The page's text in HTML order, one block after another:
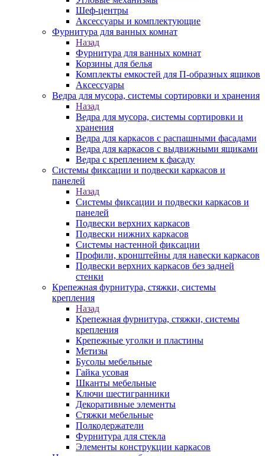
Шеф-центры
Аксессуары и комплектующие
Фурнитура для ванных комнат
Назад
Фурнитура для ванных комнат
Корзины для белья
Комплекты емкостей для П-образных ящиков
Аксессуары
Ведра для мусора, системы сортировки и хранения
Назад
Ведра для мусора, системы сортировки и
хранения
Ведра для каркасов с распашными фасадами
Ведра для каркасов с выдвижными ящиками
Ведра с креплением к фасаду
Системы фиксации и подвески каркасов и
панелей
Назад
Системы фиксации и подвески каркасов и
панелей
Подвески верхних каркасов
Подвески нижних каркасов
Системы настенной фиксации
Профили, кронштейны для навески каркасов
Подвески верхних каркасов без задней
стенки
Крепежная фурнитура, стяжки, системы
крепления
Назад
Крепежная фурнитура, стяжки, системы
крепления
Крепежные уголки и пластины
Метизы
Бусолы мебельные
Гайка усовая
Шканты мебельные
Ключи шестигранники
Декоративные элементы
Стяжки мебельные
Полкодержатели
Фурнитура для стекла
Элементы конструкции каркасов